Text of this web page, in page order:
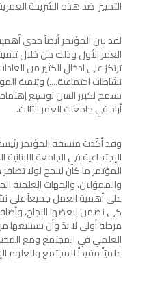
التمييز ضد هذه الشريحة
لقد بين المؤتمر أيضاً مدى
العمر الأول وذلك من خلال
ترتكز على ادخال الكثير من
نشاطات اجتماعية....) وتنمية
تسمح لكبير السن توسيع
أراد في جامعات العمر الثالث.
وقد أكّدت منسقة المؤتمر
الإجتماعية في الجامعة
المؤتمر ما كان لينجح لولا
والمموّلين، والجهات العلمية
على أهمية العمل جميعاً على
كي نضمن لبعضها النجاح،
مرحلة أولى لا بدّ وأن
العلمي في المجتمع ومع
علميّاً مفيداً للمجتمع وللعلوم